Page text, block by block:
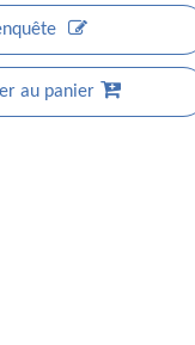
au panier